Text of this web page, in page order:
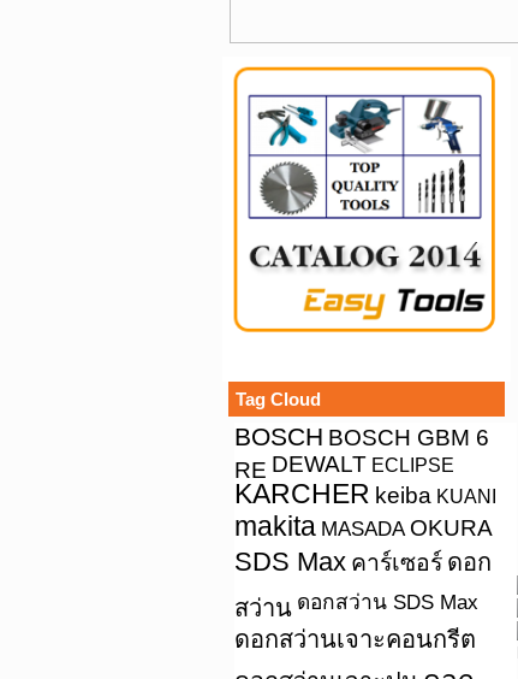
Tag Cloud
BOSCH BOSCH GBM 6
RE DEWALT ECLIPSE
KARCHER keiba KUANI
makita MASADA OKURA
SDS Max คาร์เซอร์ ดอก
สว่าน ดอกสว่าน SDS Max
ดอกสว่านเจาะคอนกรีต